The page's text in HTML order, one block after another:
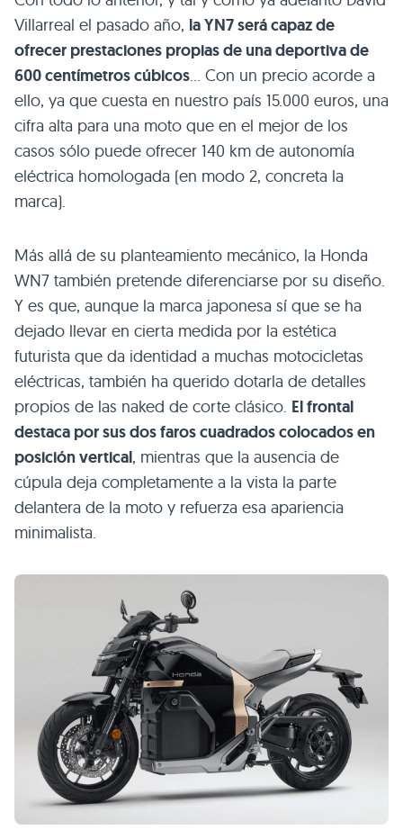
Villarreal el pasado año, la YN7 será capaz de
ofrecer prestaciones propias de una deportiva de
600 centímetros cúbicos… Con un precio acorde a
ello, ya que cuesta en nuestro país 15.000 euros, una
cifra alta para una moto que en el mejor de los
casos sólo puede ofrecer 140 km de autonomía
eléctrica homologada (en modo 2, concreta la
marca).
Más allá de su planteamiento mecánico, la Honda
WN7 también pretende diferenciarse por su diseño.
Y es que, aunque la marca japonesa sí que se ha
dejado llevar en cierta medida por la estética
futurista que da identidad a muchas motocicletas
eléctricas, también ha querido dotarla de detalles
propios de las naked de corte clásico. El frontal
destaca por sus dos faros cuadrados colocados en
posición vertical, mientras que la ausencia de
cúpula deja completamente a la vista la parte
delantera de la moto y refuerza esa apariencia
minimalista.